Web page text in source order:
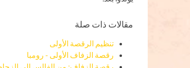
مقالات ذات صلة
تنظيم الرقصة الأولى
رقصة الزفاف الأولى - رومبا